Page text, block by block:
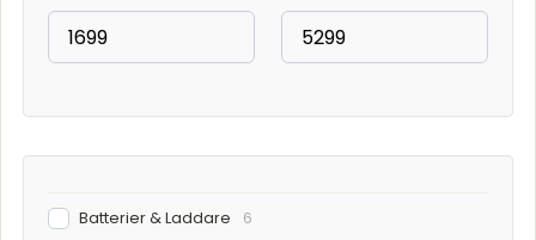
Batterier & Laddare 6